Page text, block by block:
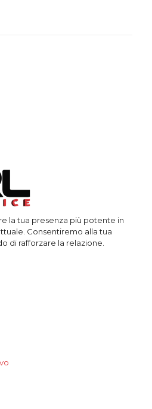
la tua presenza più potente in
Consentiremo alla tua
di rafforzare la relazione.